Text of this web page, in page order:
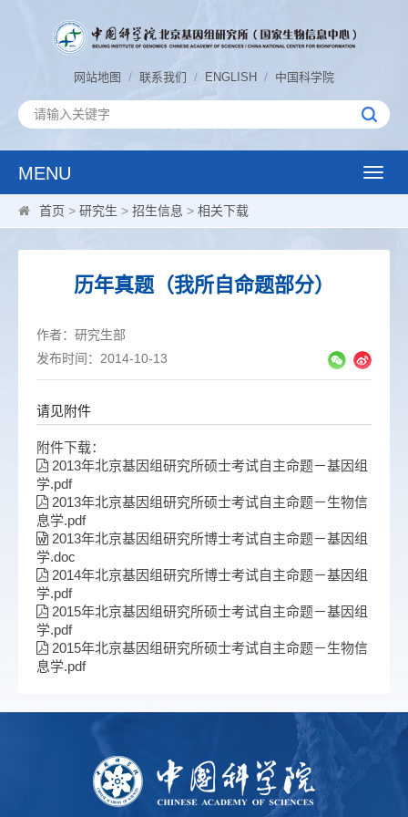
网站地图 / 联系我们 / ENGLISH / 中国科学院
MENU
Toggle
首页 > 研究生 > 招生信息 > 相关下载
历年真题（我所自命题部分）
作者：研究生部
发布时间：2014-10-13
请见附件
附件下载：
2013年北京基因组研究所硕士考试自主命题－基因组
学.pdf
2013年北京基因组研究所硕士考试自主命题－生物信
息学.pdf
2013年北京基因组研究所博士考试自主命题－基因组
学.doc
2014年北京基因组研究所博士考试自主命题－基因组
学.pdf
2015年北京基因组研究所硕士考试自主命题－基因组
学.pdf
2015年北京基因组研究所硕士考试自主命题－生物信
息学.pdf